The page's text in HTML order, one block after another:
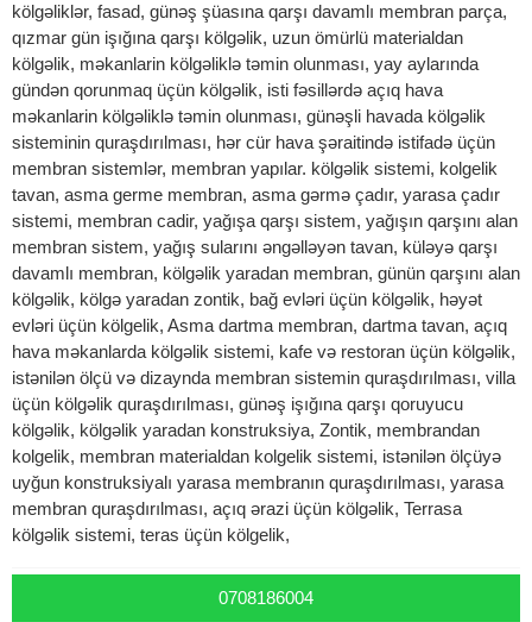
kölgəliklər, fasad, günəş şüasına qarşı davamlı membran parça,
qızmar gün işığına qarşı kölgəlik, uzun ömürlü materialdan
kölgəlik, məkanlarin kölgəliklə təmin olunması, yay aylarında
gündən qorunmaq üçün kölgəlik, isti fəsillərdə açıq hava
məkanlarin kölgəliklə təmin olunması, günəşli havada kölgəlik
sisteminin quraşdırılması, hər cür hava şəraitində istifadə üçün
membran sistemlər, membran yapılar. kölgəlik sistemi, kolgelik
tavan, asma germe membran, asma gərmə çadır, yarasa çadır
sistemi, membran cadir, yağışa qarşı sistem, yağışın qarşını alan
membran sistem, yağış sularını əngəlləyən tavan, küləyə qarşı
davamlı membran, kölgəlik yaradan membran, günün qarşını alan
kölgəlik, kölgə yaradan zontik, bağ evləri üçün kölgəlik, həyət
evləri üçün kölgelik, Asma dartma membran, dartma tavan, açıq
hava məkanlarda kölgəlik sistemi, kafe və restoran üçün kölgəlik,
istənilən ölçü və dizaynda membran sistemin quraşdırılması, villa
üçün kölgəlik quraşdırılması, günəş işığına qarşı qoruyucu
kölgəlik, kölgəlik yaradan konstruksiya, Zontik, membrandan
kolgelik, membran materialdan kolgelik sistemi, istənilən ölçüyə
uyğun konstruksiyalı yarasa membranın quraşdırılması, yarasa
membran quraşdırılması, açıq ərazi üçün kölgəlik, Terrasa
kölgəlik sistemi, teras üçün kölgelik,
0708186004